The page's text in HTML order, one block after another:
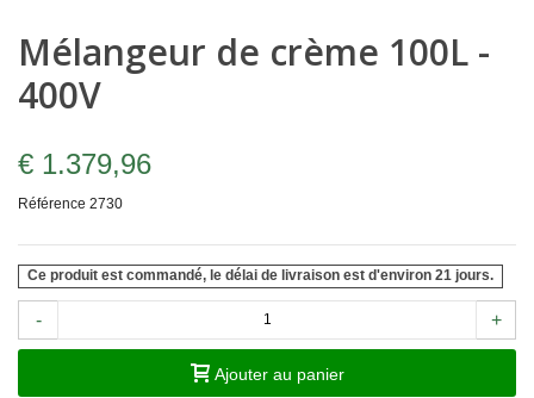
Mélangeur de crème 100L -
400V
€ 1.379,96
Référence 2730
Ce produit est commandé, le délai de livraison est d'environ 21 jours.
- +
Ajouter au panier